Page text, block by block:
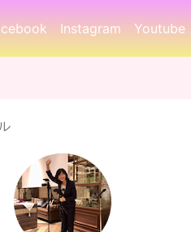
Instagram Youtube